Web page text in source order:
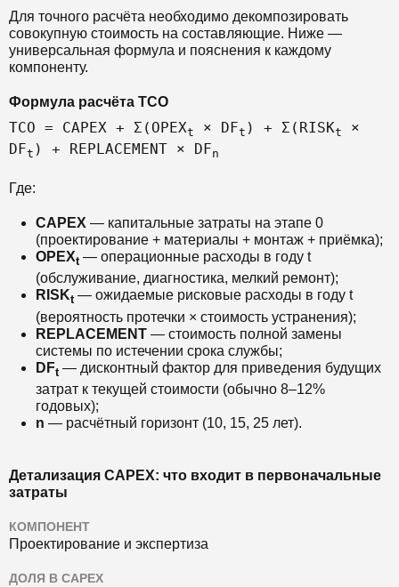
Для точного расчёта необходимо декомпозировать
совокупную стоимость на составляющие. Ниже —
универсальная формула и пояснения к каждому
компоненту.
Формула расчёта TCO
TCO = CAPEX + Σ(OPEXt × DFt ) + Σ(RISKt
×
DFt ) + REPLACEMENT × DFn
Где:
CAPEX — капитальные затраты на этапе 0
(проектирование + материалы + монтаж + приёмка);
OPEXt — операционные расходы в году t
(обслуживание, диагностика, мелкий ремонт);
RISKt — ожидаемые рисковые расходы в году t
(вероятность протечки × стоимость устранения);
REPLACEMENT — стоимость полной замены
системы по истечении срока службы;
DFt — дисконтный фактор для приведения будущих
затрат к текущей стоимости (обычно 8–12%
годовых);
n — расчётный горизонт (10, 15, 25 лет).
Детализация CAPEX: что входит в первоначальные
затраты
КОМПОНЕНТ
Проектирование и экспертиза
ДОЛЯ В CAPEX